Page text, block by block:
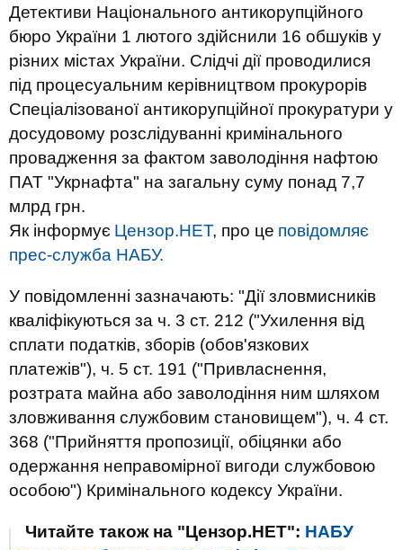
Детективи Національного антикорупційного
бюро України 1 лютого здійснили 16 обшуків у
різних містах України. Слідчі дії проводилися
під процесуальним керівництвом прокурорів
Спеціалізованої антикорупційної прокуратури у
досудовому розслідуванні кримінального
провадження за фактом заволодіння нафтою
ПАТ "Укрнафта" на загальну суму понад 7,7
млрд грн.
Як інформує Цензор.НЕТ, про це повідомляє
прес-служба НАБУ.
У повідомленні зазначають: "Дії зловмисників
кваліфікуються за ч. 3 ст. 212 ("Ухилення від
сплати податків, зборів (обов'язкових
платежів"), ч. 5 ст. 191 ("Привласнення,
розтрата майна або заволодіння ним шляхом
зловживання службовим становищем"), ч. 4 ст.
368 ("Прийняття пропозиції, обіцянки або
одержання неправомірної вигоди службовою
особою") Кримінального кодексу України.
Читайте також на "Цензор.НЕТ": НАБУ